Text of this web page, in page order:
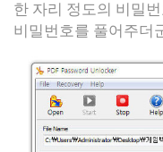
한 자리 정도의 비밀
비밀번호를 풀어주더